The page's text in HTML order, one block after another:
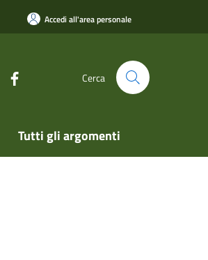
Accedi all'area personale
Cerca
Tutti gli argomenti